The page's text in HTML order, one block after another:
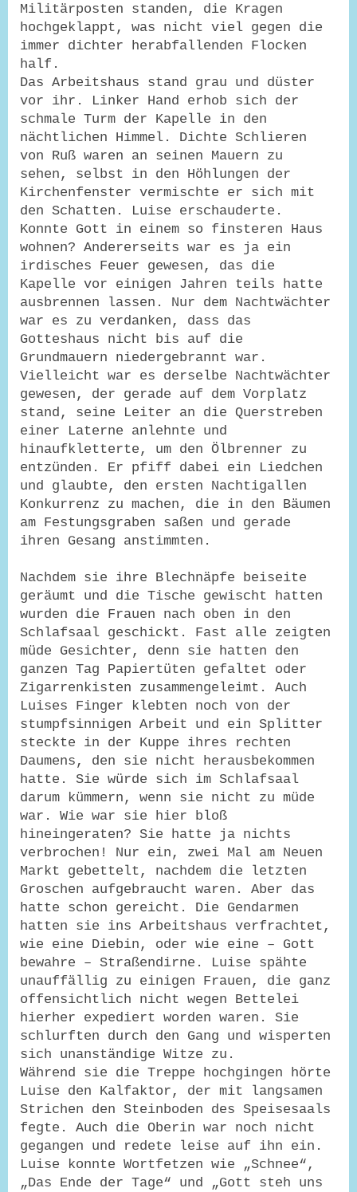
Militärposten standen, die Kragen
hochgeklappt, was nicht viel gegen die
immer dichter herabfallenden Flocken
half.
Das Arbeitshaus stand grau und düster
vor ihr. Linker Hand erhob sich der
schmale Turm der Kapelle in den
nächtlichen Himmel. Dichte Schlieren
von Ruß waren an seinen Mauern zu
sehen, selbst in den Höhlungen der
Kirchenfenster vermischte er sich mit
den Schatten. Luise erschauderte.
Konnte Gott in einem so finsteren Haus
wohnen? Andererseits war es ja ein
irdisches Feuer gewesen, das die
Kapelle vor einigen Jahren teils hatte
ausbrennen lassen. Nur dem Nachtwächter
war es zu verdanken, dass das
Gotteshaus nicht bis auf die
Grundmauern niedergebrannt war.
Vielleicht war es derselbe Nachtwächter
gewesen, der gerade auf dem Vorplatz
stand, seine Leiter an die Querstreben
einer Laterne anlehnte und
hinaufkletterte, um den Ölbrenner zu
entzünden. Er pfiff dabei ein Liedchen
und glaubte, den ersten Nachtigallen
Konkurrenz zu machen, die in den Bäumen
am Festungsgraben saßen und gerade
ihren Gesang anstimmten.
Nachdem sie ihre Blechnäpfe beiseite
geräumt und die Tische gewischt hatten
wurden die Frauen nach oben in den
Schlafsaal geschickt. Fast alle zeigten
müde Gesichter, denn sie hatten den
ganzen Tag Papiertüten gefaltet oder
Zigarrenkisten zusammengeleimt. Auch
Luises Finger klebten noch von der
stumpfsinnigen Arbeit und ein Splitter
steckte in der Kuppe ihres rechten
Daumens, den sie nicht herausbekommen
hatte. Sie würde sich im Schlafsaal
darum kümmern, wenn sie nicht zu müde
war. Wie war sie hier bloß
hineingeraten? Sie hatte ja nichts
verbrochen! Nur ein, zwei Mal am Neuen
Markt gebettelt, nachdem die letzten
Groschen aufgebraucht waren. Aber das
hatte schon gereicht. Die Gendarmen
hatten sie ins Arbeitshaus verfrachtet,
wie eine Diebin, oder wie eine – Gott
bewahre – Straßendirne. Luise spähte
unauffällig zu einigen Frauen, die ganz
offensichtlich nicht wegen Bettelei
hierher expediert worden waren. Sie
schlurften durch den Gang und wisperten
sich unanständige Witze zu.
Während sie die Treppe hochgingen hörte
Luise den Kalfaktor, der mit langsamen
Strichen den Steinboden des Speisesaals
fegte. Auch die Oberin war noch nicht
gegangen und redete leise auf ihn ein.
Luise konnte Wortfetzen wie „Schnee“,
„Das Ende der Tage“ und „Gott steh uns